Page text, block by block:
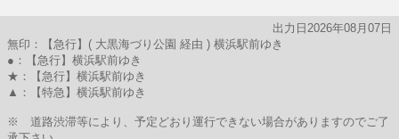
出力日2026年08月07日
無印：【急行】( 大黒海づり公園 経由 ) 横浜駅前ゆき
●：【急行】横浜駅前ゆき
★：【急行】横浜駅前ゆき
▲：【特急】横浜駅前ゆき
※ 道路渋滞等により、予定どおり運行できない場合がありますのでご了